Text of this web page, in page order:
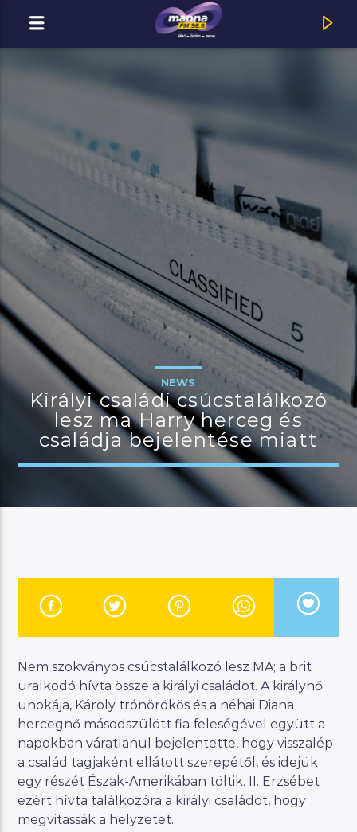
MOST ADÁSBAN
MannaFM
Ruby Harlem : Még Ma Este (feat. Roy)
JELENLEGI MŰSOR
MANNA DÉLUTÁN
Manna FM
NEWS
Királyi családi csúcstalálkozó
lesz ma Harry herceg és
családja bejelentése miatt
Nem szokványos csúcstalálkozó lesz MA; a brit
uralkodó hívta össze a királyi családot. A királynő
unokája, Károly trónörökös és a néhai Diana
hercegnő másodszülött fia feleségével együtt a
napokban váratlanul bejelentette, hogy visszalép
a család tagjaként ellátott szerepétől, és idejük
egy részét Észak-Amerikában töltik. II. Erzsébet
ezért hívta találkozóra a királyi családot, hogy
megvitassák a helyzetet.